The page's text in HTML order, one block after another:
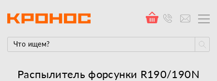
Распылитель форсунки R190/190N